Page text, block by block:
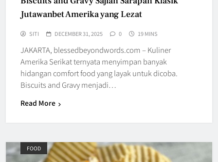
Jutawanbet Amerika yang Lezat
SITI DECEMBER 31, 2025 0 19 MINS
JAKARTA, blessedbeyondwords.com – Kuliner
Amerika Serikat ternyata menyimpan banyak
hidangan comfort food yang layak untuk dicoba.
Biscuits and Gravy menjadi…
Read More
FOOD